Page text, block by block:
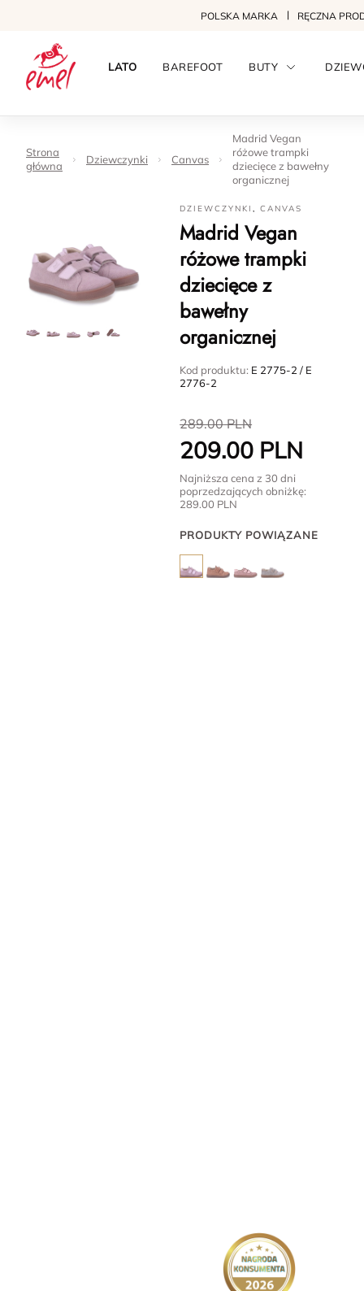
POLSKA MARKA RĘCZNA
LATO BAREFOOT BUTY
Strona
główna
Dziewczynki Canvas
Madrid Vegan
różowe trampki
dziecięce z bawełny
organicznej
DZIEWCZYNKI,CANVAS
Madrid Vegan
różowe trampki
dziecięce z
bawełny
organicznej
Kod produktu: E 2775-2 / E
2776-2
289.00PLN
209.00 PLN
Najniższa cena z 30 dni
poprzedzających obniżkę:
289.00 PLN
PRODUKTY POWIĄZANE